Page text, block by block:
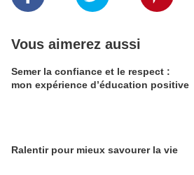
Vous aimerez aussi
Semer la confiance et le respect :
mon expérience d’éducation positive
Ralentir pour mieux savourer la vie